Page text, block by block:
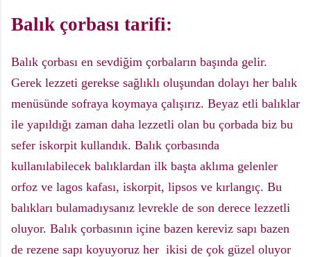
Balık çorbası tarifi:
Balık çorbası en sevdiğim çorbaların başında gelir.
Gerek lezzeti gerekse sağlıklı oluşundan dolayı her balık
menüsünde sofraya koymaya çalışırız. Beyaz etli balıklar
ile yapıldığı zaman daha lezzetli olan bu çorbada biz bu
sefer iskorpit kullandık. Balık çorbasında
kullanılabilecek balıklardan ilk başta aklıma gelenler
orfoz ve lagos kafası, iskorpit, lipsos ve kırlangıç. Bu
balıkları bulamadıysanız levrekle de son derece lezzetli
oluyor. Balık çorbasının içine bazen kereviz sapı bazen
de rezene sapı koyuyoruz her ikisi de çok güzel oluyor